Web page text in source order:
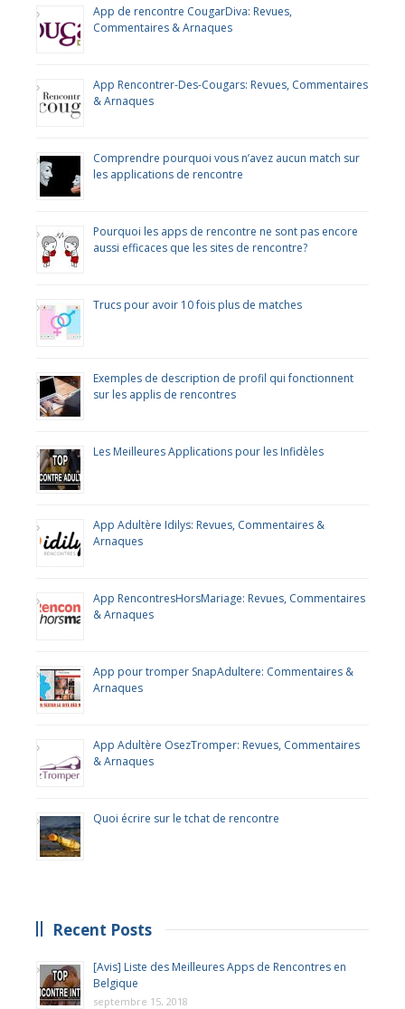
App de rencontre CougarDiva: Revues,
Commentaires & Arnaques
App Rencontrer-Des-Cougars: Revues, Commentaires
& Arnaques
Comprendre pourquoi vous n’avez aucun match sur
les applications de rencontre
Pourquoi les apps de rencontre ne sont pas encore
aussi efficaces que les sites de rencontre?
Trucs pour avoir 10 fois plus de matches
Exemples de description de profil qui fonctionnent
sur les applis de rencontres
Les Meilleures Applications pour les Infidèles
App Adultère Idilys: Revues, Commentaires &
Arnaques
App RencontresHorsMariage: Revues, Commentaires
& Arnaques
App pour tromper SnapAdultere: Commentaires &
Arnaques
App Adultère OsezTromper: Revues, Commentaires
& Arnaques
Quoi écrire sur le tchat de rencontre
Recent Posts
[Avis] Liste des Meilleures Apps de Rencontres en
Belgique
septembre 15, 2018